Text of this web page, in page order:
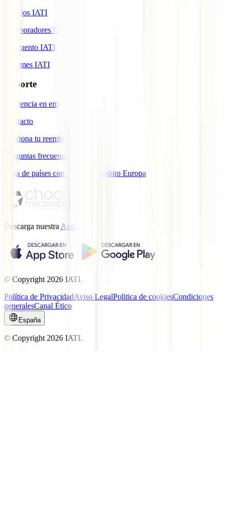
Premios IATI
Colaboradores IATI
Descuento IATI
Informes IATI
Soporte
Asistencia en emergencias
Contacto
Gestiona tu reembolso
Preguntas frecuentes
Lista de países con cobertura ámbito Europa
Descarga nuestra App.
© Copyright 2026 IATI.
Política de PrivacidadAviso LegalPolitica de cookiesCondiciones
generalesCanal Ético
España
© Copyright 2026 IATI.